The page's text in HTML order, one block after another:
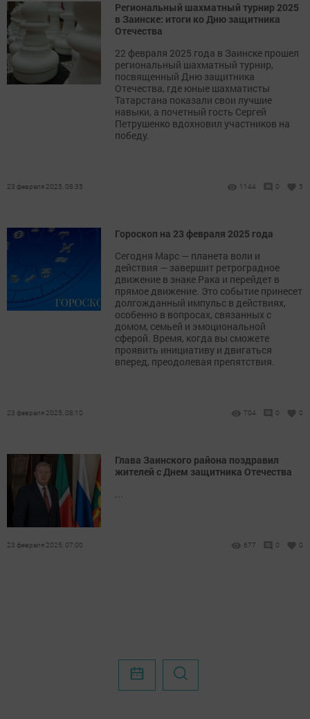
Региональный шахматный турнир 2025
в Заинске: итоги ко Дню защитника
Отечества
22 февраля 2025 года в Заинске прошел
региональный шахматный турнир,
посвященный Дню защитника
Отечества, где юные шахматисты
Татарстана показали свои лучшие
навыки, а почетный гость Сергей
Петрушенко вдохновил участников на
победу.
23 февраля 2025, 08:35 1144 0 5
Гороскоп на 23 февраля 2025 года
Сегодня Марс — планета воли и
действия — завершит ретроградное
движение в знаке Рака и перейдет в
прямое движение. Это событие принесет
долгожданный импульс в действиях,
особенно в вопросах, связанных с
домом, семьей и эмоциональной
сферой. Время, когда вы сможете
проявить инициативу и двигаться
вперед, преодолевая препятствия.
23 февраля 2025, 08:10 704 0 0
Глава Заинского района поздравил
жителей с Днем защитника Отечества
...
23 февраля 2025, 07:00 677 0 0